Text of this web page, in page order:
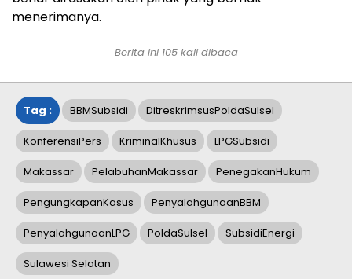
menerimanya.
Berita ini 105kali dibaca
Tag : BBMSubsidi DitreskrimsusPoldaSulsel
KonferensiPers KriminalKhusus LPGSubsidi
Makassar PelabuhanMakassar PenegakanHukum
PengungkapanKasus PenyalahgunaanBBM
PenyalahgunaanLPG PoldaSulsel SubsidiEnergi
Sulawesi Selatan